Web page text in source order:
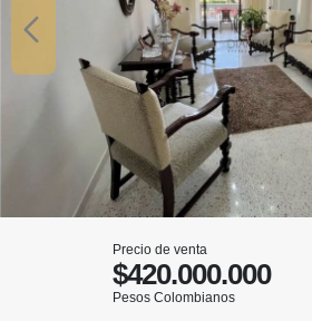
Precio de venta
$420.000.000
Pesos Colombianos